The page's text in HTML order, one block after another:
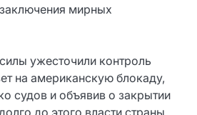
мирных
ужесточили контроль
на американскую блокаду,
судов и объявив о закрытии
до этого власти страны